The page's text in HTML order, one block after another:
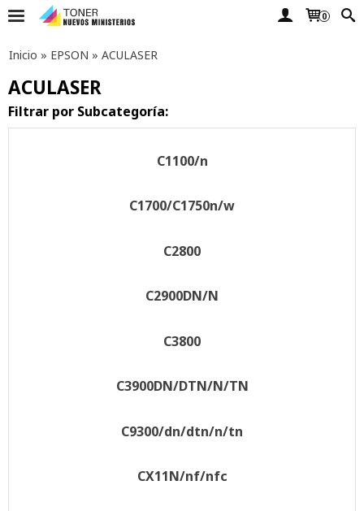
0
Inicio » EPSON » ACULASER
ACULASER
Filtrar por Subcategoría:
C1100/n
C1700/C1750n/w
C2800
C2900DN/N
C3800
C3900DN/DTN/N/TN
C9300/dn/dtn/n/tn
CX11N/nf/nfc